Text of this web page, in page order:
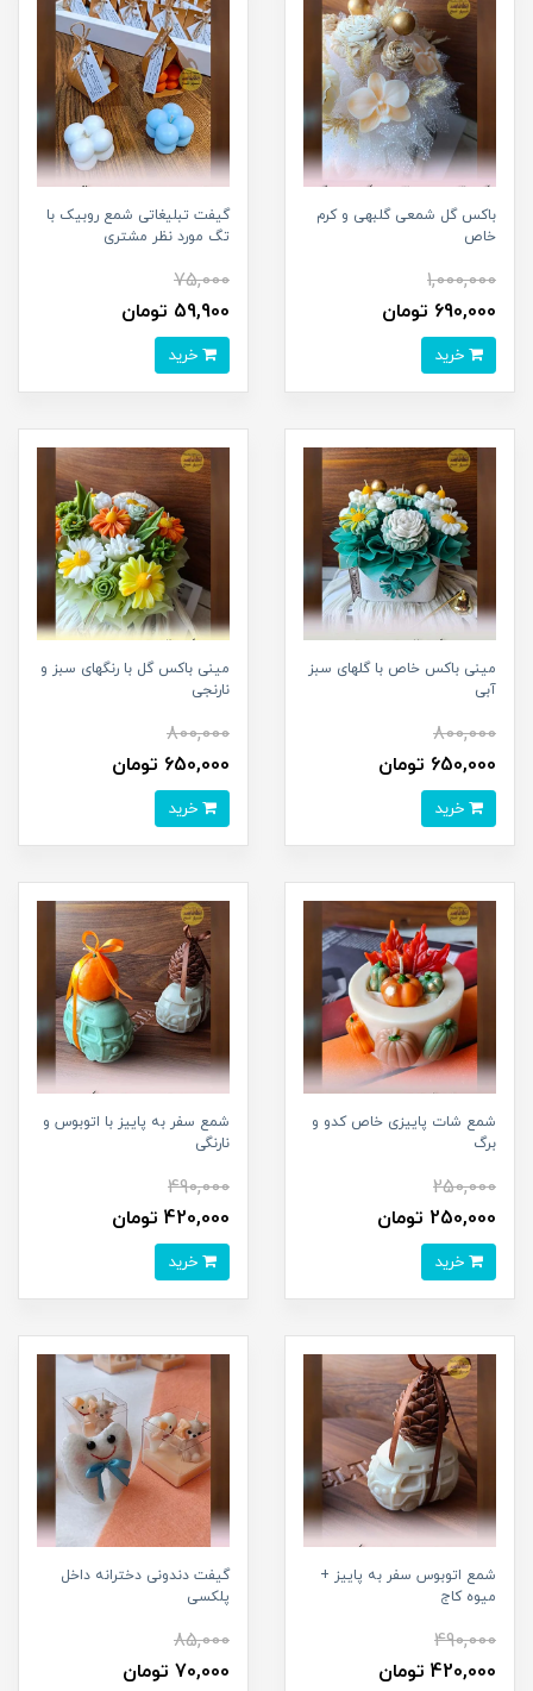
باکس گل شمعی گلبهی و کرم
خاص
1,000,000
690,000 تومان
گیفت تبلیغاتی شمع روبیک با
تگ مورد نظر مشتری
75,000
59,900 تومان
مینی باکس خاص با گلهای سبز
آبی
800,000
650,000 تومان
مینی باکس گل با رنگهای سبز و
نارنجی
800,000
650,000 تومان
شمع شات پاییزی خاص کدو و
برگ
250,000
250,000 تومان
شمع سفر به پاییز با اتوبوس و
نارنگی
490,000
420,000 تومان
شمع اتوبوس سفر به پاییز +
میوه کاج
490,000
420,000 تومان
گیفت دندونی دخترانه داخل
پلکسی
85,000
70,000 تومان